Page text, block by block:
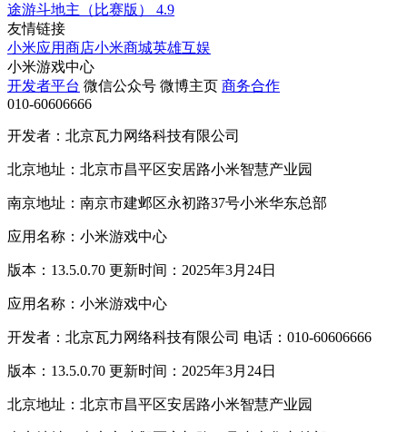
途游斗地主（比赛版）
4.9
友情链接
小米应用商店小米商城英雄互娱
小米游戏中心
开发者平台 微信公众号 微博主页 商务合作
010-60606666
开发者：北京瓦力网络科技有限公司
北京地址：北京市昌平区安居路小米智慧产业园
南京地址：南京市建邺区永初路37号小米华东总部
应用名称：小米游戏中心
版本：13.5.0.70 更新时间：2025年3月24日
应用名称：小米游戏中心
开发者：北京瓦力网络科技有限公司 电话：010-60606666
版本：13.5.0.70 更新时间：2025年3月24日
北京地址：北京市昌平区安居路小米智慧产业园